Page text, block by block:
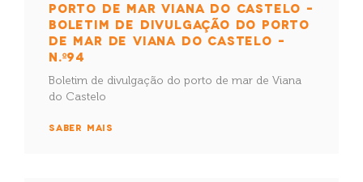
PORTO DE MAR VIANA DO CASTELO –
BOLETIM DE DIVULGAÇÃO DO PORTO
DE MAR DE VIANA DO CASTELO –
N.º94
Boletim de divulgação do porto de mar de Viana
do Castelo
SABER MAIS